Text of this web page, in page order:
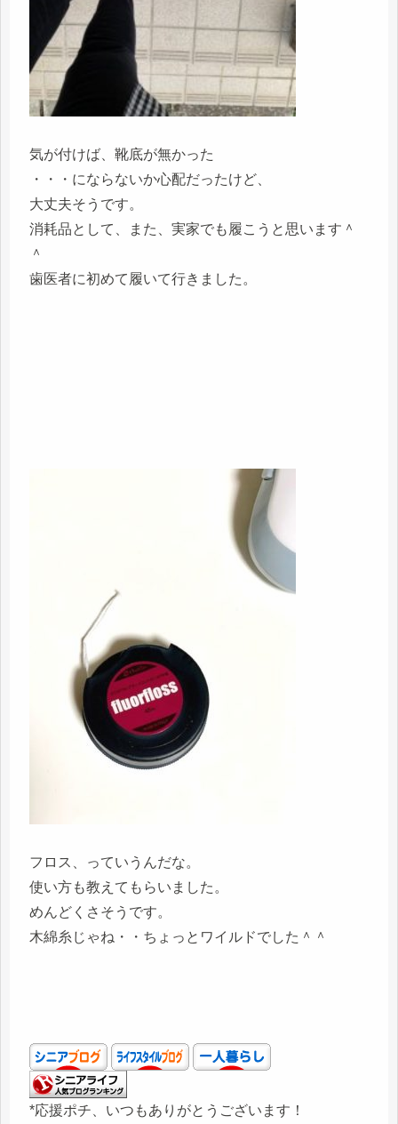
気が付けば、靴底が無かった
・・・にならないか心配だったけど、
大丈夫そうです。
消耗品として、また、実家でも履こうと思います＾
＾
歯医者に初めて履いて行きました。
フロス、っていうんだな。
使い方も教えてもらいました。
めんどくさそうです。
木綿糸じゃね・・ちょっとワイルドでした＾＾
*応援ポチ、いつもありがとうございます！